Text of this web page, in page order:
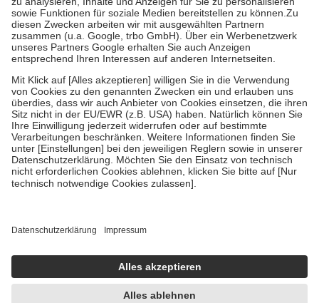
Bei Heilmitteln und häuslicher Krankenpflege beträgt die
Zuzahlung zehn Prozent der Kosten sowie zehn Euro je
Verordnung.
Um das Engagement der Versicherten für ihre eigene Gesundheit zu
stärken und die besondere Stellung der Familie zu unterstützen,
fallenkeine Zuzahlungenan bei:
• Kindern und Jugendlichen bis zum vollendeten 18. Lebensjahr
mit Ausnahme der Fahrkosten
• Untersuchungen zur Vorsorge und Früherkennung, die von der
GKV getragen werden
• empfohlenen Schutzimpfungen
• Harn- und Blutteststreifen
getroffen, um sicherzustellen, dass es sich um echte Bewertungen
https://help.etrusted.com/hc/de/articles/4419944605341
Einige Bilder und Inhalte wurden unter Zuhilfenahme künstlicher